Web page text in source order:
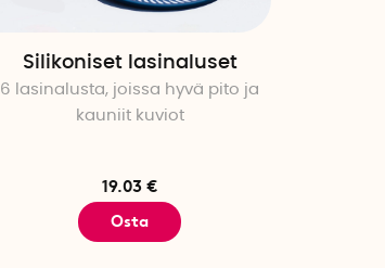
Silikoniset lasinaluset
6 lasinalusta, joissa hyvä pito ja
kauniit kuviot
19.03 €
Osta